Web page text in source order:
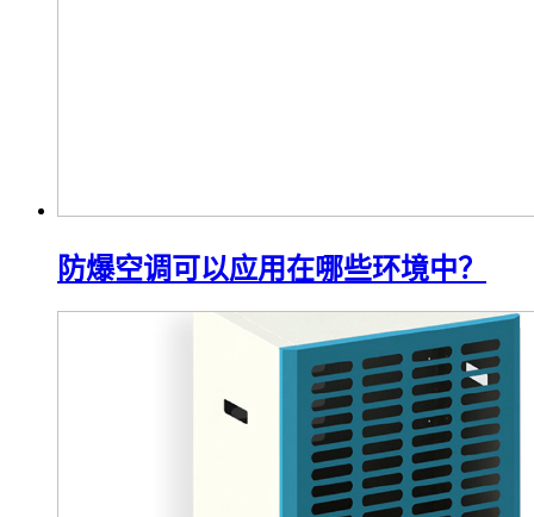
防爆空调可以应用在哪些环境中？